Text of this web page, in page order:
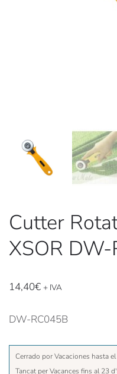
Cutter
XSOR
14,40€ + IVA
DW-RC045B
Cerrado por Vacaciones hasta
Tancat per Vacances fins al 23